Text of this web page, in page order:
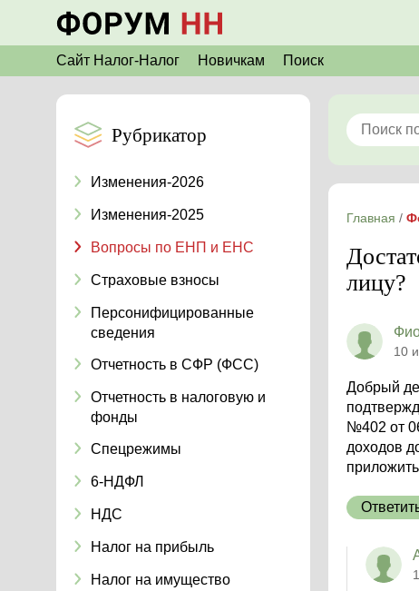
Сайт Налог-Налог Новичкам Поиск
Рубрикатор
Изменения-2026
Изменения-2025
Вопросы по ЕНП и ЕНС
Страховые взносы
Персонифицированные
сведения
Отчетность в СФР (ФСС)
Отчетность в налоговую и
фонды
Спецрежимы
6-НДФЛ
НДС
Налог на прибыль
Налог на имущество
Главная /
лицу?
10
Добрый
№402 от
доходов